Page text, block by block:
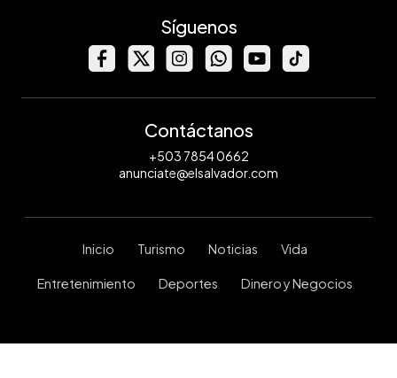
Síguenos
Contáctanos
+503 7854 0662
anunciate@elsalvador.com
Inicio Turismo Noticias Vida
Entretenimiento Deportes Dinero y Negocios